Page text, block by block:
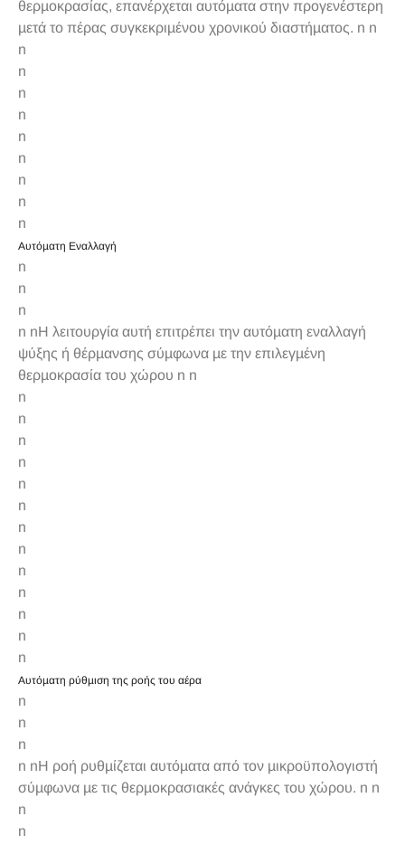
θερµοκρασίας, επανέρχεται αυτόµατα στην προγενέστερη
µετά το πέρας συγκεκριµένου χρονικού διαστήµατος. n n
n
n
n
n
n
n
n
n
n
Αυτόµατη Εναλλαγή
n
n
n
n nΗ λειτουργία αυτή επιτρέπει την αυτόµατη εναλλαγή
ψύξης ή θέρµανσης σύµφωνα µε την επιλεγµένη
θερµοκρασία του χώρου n n
n
n
n
n
n
n
n
n
n
n
n
n
n
Αυτόµατη ρύθµιση της ροής του αέρα
n
n
n
n nΗ ροή ρυθµίζεται αυτόµατα από τον µικροϋπολογιστή
σύµφωνα µε τις θερµοκρασιακές ανάγκες του χώρου. n n
n
n